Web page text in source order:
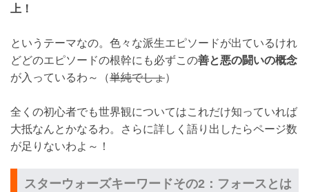
上！
というテーマなの。色々な派生エピソードが出ているけれ
どどのエピソードの根幹にも必ずこの善と悪の闘いの概念
が入っているわ～（単純でしょ）
全くの初心者でも世界観についてはこれだけ知っていれば
大抵なんとかなるわ。さらに詳しく語り出したらページ数
が足りないわよ～！
スターウォーズキーワードその2：フォースとは